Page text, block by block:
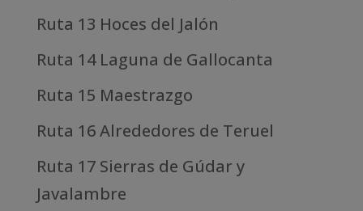
Ruta 13 Hoces del Jalón
Ruta 14 Laguna de Gallocanta
Ruta 15 Maestrazgo
Ruta 16 Alrededores de Teruel
Ruta 17 Sierras de Gúdar y
Javalambre